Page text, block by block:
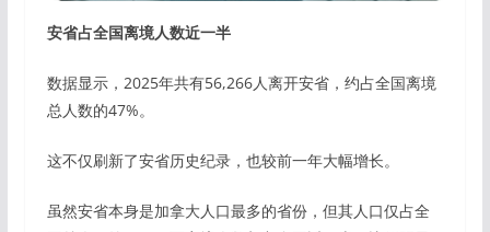
安省占全国离境人数近一半
数据显示，2025年共有56,266人离开安省，约占全国离境
总人数的47%。
这不仅刷新了安省历史纪录，也较前一年大幅增长。
虽然安省本身是加拿大人口最多的省份，但其人口仅占全